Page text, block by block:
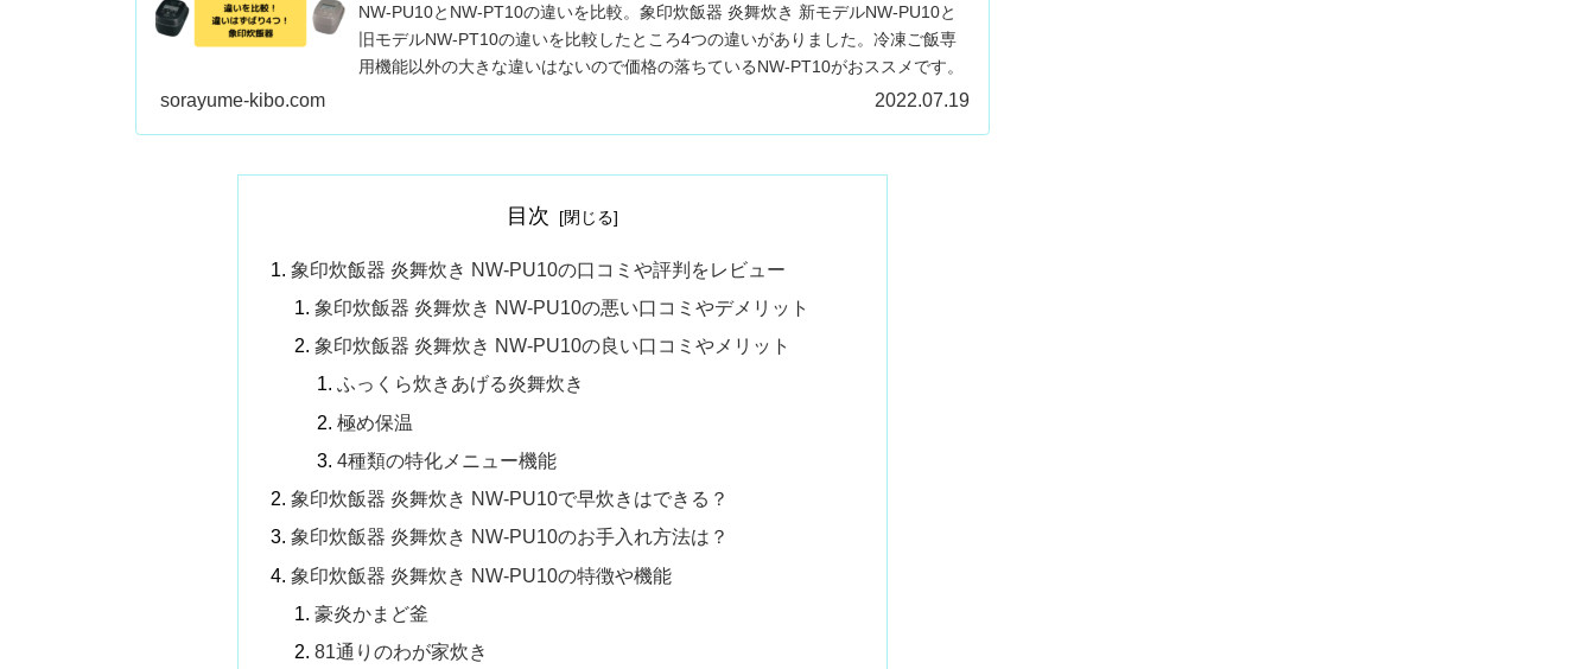
NW-PU10とNW-PT10の違いを比較。象印炊飯器 炎舞炊き 新モデルNW-PU10と
旧モデルNW-PT10の違いを比較したところ4つの違いがありました。冷凍ご飯専
用機能以外の大きな違いはないので価格の落ちているNW-PT10がおススメです。
sorayume-kibo.com 2022.07.19
目次
象印炊飯器 炎舞炊き NW-PU10の口コミや評判をレビュー
象印炊飯器 炎舞炊き NW-PU10の悪い口コミやデメリット
象印炊飯器 炎舞炊き NW-PU10の良い口コミやメリット
ふっくら炊きあげる炎舞炊き
極め保温
4種類の特化メニュー機能
象印炊飯器 炎舞炊き NW-PU10で早炊きはできる？
象印炊飯器 炎舞炊き NW-PU10のお手入れ方法は？
象印炊飯器 炎舞炊き NW-PU10の特徴や機能
豪炎かまど釜
81通りのわが家炊き